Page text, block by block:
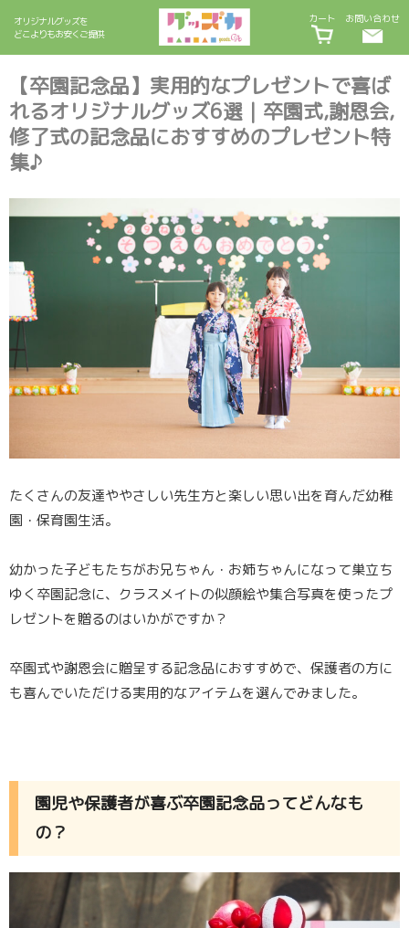
オリジナルグッズを
どこよりもお安くご提供
カート お問い合わせ
【卒園記念品】実用的なプレゼントで喜ば
れるオリジナルグッズ6選｜卒園式,謝恩会,
修了式の記念品におすすめのプレゼント特
集♪
たくさんの友達ややさしい先生方と楽しい思い出を育んだ幼稚
園・保育園生活。
幼かった子どもたちがお兄ちゃん・お姉ちゃんになって巣立ち
ゆく卒園記念に、クラスメイトの似顔絵や集合写真を使ったプ
レゼントを贈るのはいかがですか？
卒園式や謝恩会に贈呈する記念品におすすめで、保護者の方に
も喜んでいただける実用的なアイテムを選んでみました。
園児や保護者が喜ぶ卒園記念品ってどんなも
の？